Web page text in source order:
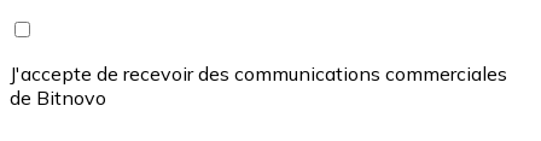
J'accepte de recevoir des communications commerciales
de Bitnovo